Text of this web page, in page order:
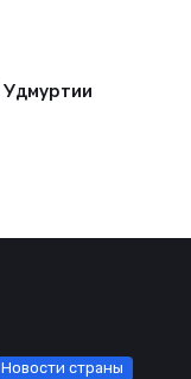
Удмуртии
Новости страны